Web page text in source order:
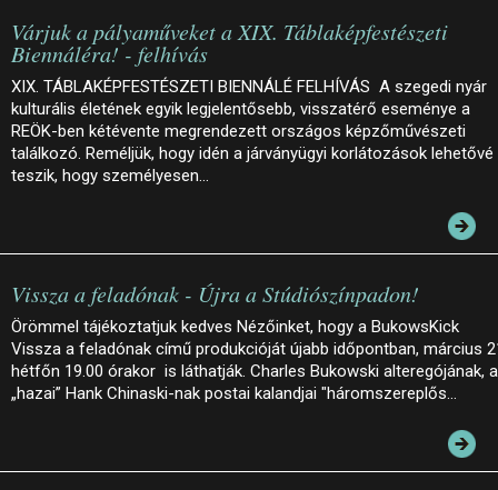
Várjuk a pályaműveket a XIX. Táblaképfestészeti
Biennáléra! - felhívás
XIX. TÁBLAKÉPFESTÉSZETI BIENNÁLÉ FELHÍVÁS A szegedi nyár
kulturális életének egyik legjelentősebb, visszatérő eseménye a
REÖK-ben kétévente megrendezett országos képzőművészeti
találkozó. Reméljük, hogy idén a járványügyi korlátozások lehetővé
teszik, hogy személyesen…
Vissza a feladónak - Újra a Stúdiószínpadon!
Örömmel tájékoztatjuk kedves Nézőinket, hogy a BukowsKick
Vissza a feladónak című produkcióját újabb időpontban, március
hétfőn 19.00 órakor is láthatják. Charles Bukowski alteregójának, a
„hazai” Hank Chinaski-nak postai kalandjai "háromszereplős…